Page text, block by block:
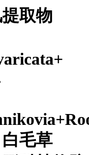
提取物
白毛草